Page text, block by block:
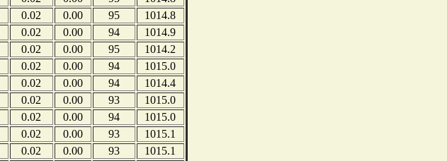
0.02 0.00 95
1014.8
0.02 0.00 94
1014.9
0.02 0.00 95
1014.2
0.02 0.00 94
1015.0
0.02 0.00 94
1014.4
0.02 0.00 93
1015.0
0.02 0.00 94
1015.0
0.02 0.00 93
1015.1
0.02 0.00 93
1015.1